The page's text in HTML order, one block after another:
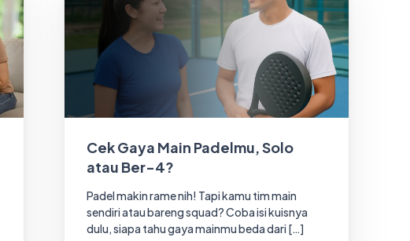
Cek Gaya Main Padelmu, Solo
atau Ber-4?
Padel makin rame nih! Tapi kamu tim main
sendiri atau bareng squad? Coba isi kuisnya
dulu, siapa tahu gaya mainmu beda dari […]